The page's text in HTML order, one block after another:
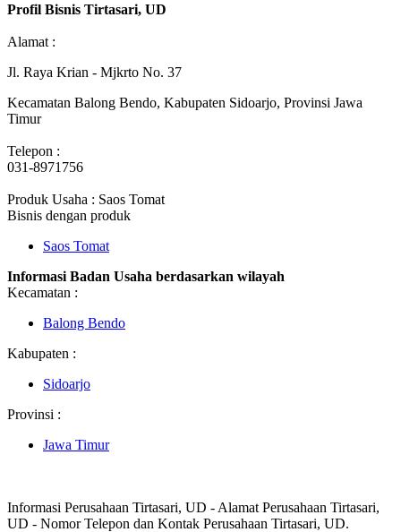
Profil Bisnis Tirtasari, UD
Alamat :
Jl. Raya Krian - Mjkrto No. 37
Kecamatan Balong Bendo, Kabupaten Sidoarjo, Provinsi Jawa
Timur
Telepon :
031-8971756
Produk Usaha : Saos Tomat
Bisnis dengan produk
Saos Tomat
Informasi Badan Usaha berdasarkan wilayah
Kecamatan :
Balong Bendo
Kabupaten :
Sidoarjo
Provinsi :
Jawa Timur
Informasi Perusahaan Tirtasari, UD - Alamat Perusahaan Tirtasari,
UD - Nomor Telepon dan Kontak Perusahaan Tirtasari, UD.